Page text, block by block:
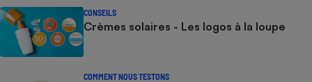
CONSEILS
Crèmes solaires - Les logos à la loupe
COMMENT NOUS TESTONS